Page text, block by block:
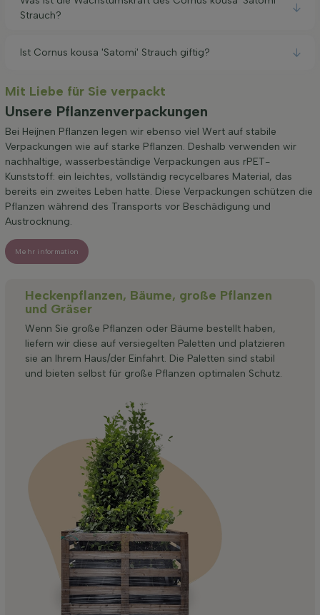
Strauch?
Ist Cornus kousa 'Satomi' Strauch giftig?
Mit Liebe für Sie verpackt
Unsere Pflanzenverpackungen
Bei Heijnen Pflanzen legen wir ebenso viel Wert auf stabile
Verpackungen wie auf starke Pflanzen. Deshalb verwenden wir
nachhaltige, wasserbeständige Verpackungen aus rPET-
Kunststoff: ein leichtes, vollständig recycelbares Material, das
bereits ein zweites Leben hatte. Diese Verpackungen schützen die
Pflanzen während des Transports vor Beschädigung und
Austrocknung.
Mehr information
Heckenpflanzen, Bäume, große Pflanzen
und Gräser
Wenn Sie große Pflanzen oder Bäume bestellt haben,
liefern wir diese auf versiegelten Paletten und platzieren
sie an Ihrem Haus/der Einfahrt. Die Paletten sind stabil
und bieten selbst für große Pflanzen optimalen Schutz.